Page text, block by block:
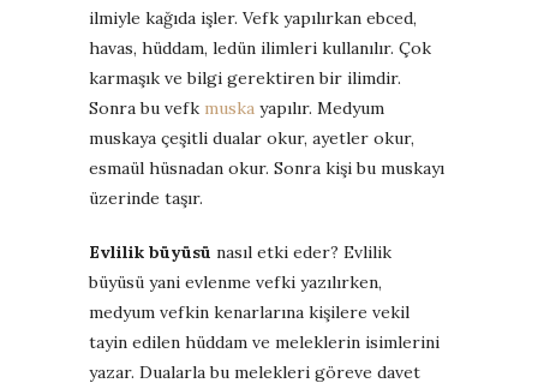
ilmiyle kağıda işler. Vefk yapılırkan ebced,
havas, hüddam, ledün ilimleri kullanılır. Çok
karmaşık ve bilgi gerektiren bir ilimdir.
Sonra bu vefk muska yapılır. Medyum
muskaya çeşitli dualar okur, ayetler okur,
esmaül hüsnadan okur. Sonra kişi bu muskayı
üzerinde taşır.
Evlilik büyüsü nasıl etki eder? Evlilik
büyüsü yani evlenme vefki yazılırken,
medyum vefkin kenarlarına kişilere vekil
tayin edilen hüddam ve meleklerin isimlerini
yazar. Dualarla bu melekleri göreve davet